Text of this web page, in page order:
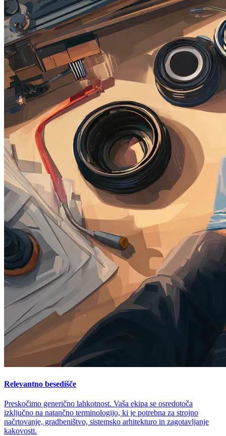
Relevantno besedišče
Preskočimo generično lahkotnost. Vaša ekipa se osredotoča
izključno na natančno terminologijo, ki je potrebna za strojno
načrtovanje, gradbeništvo, sistemsko arhitekturo in zagotavljanje
kakovosti.